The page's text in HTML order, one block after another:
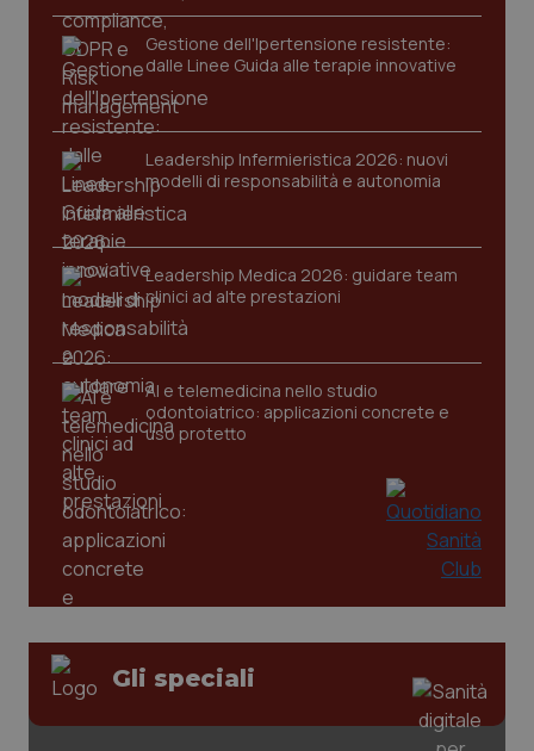
Gestione dell'Ipertensione resistente:
dalle Linee Guida alle terapie innovative
Leadership Infermieristica 2026: nuovi
modelli di responsabilità e autonomia
Leadership Medica 2026: guidare team
clinici ad alte prestazioni
AI e telemedicina nello studio
odontoiatrico: applicazioni concrete e
uso protetto
Gli speciali
CookieScriptConsent
tracking-enable